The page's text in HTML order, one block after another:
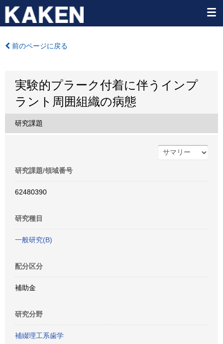
前のページに戻る
実験的プラーク付着に伴うインプ
ラント周囲組織の病態
研究課題
研究課題/領域番号
62480390
研究種目
一般研究(B)
配分区分
補助金
研究分野
補綴理工系歯学